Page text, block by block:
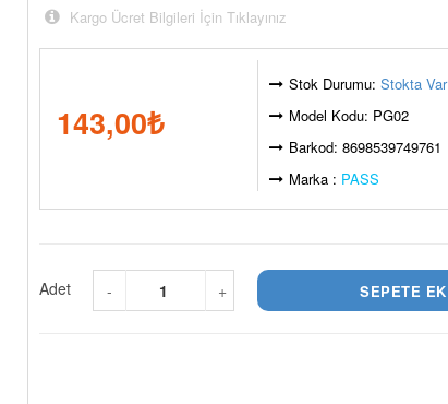
Kargo Ücret Bilgileri İçin Tıklayınız
143,00₺
Stok Durumu: Stokta Var
Model Kodu: PG02
Barkod: 8698539749761
Marka : PASS
Adet +
-